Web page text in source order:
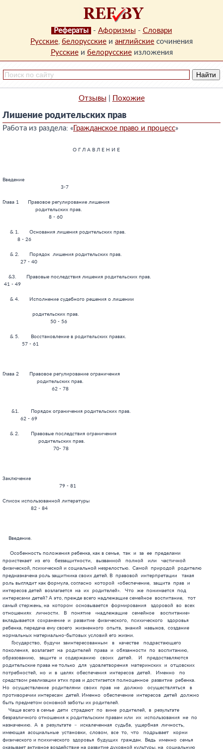
Рефераты - Афоризмы - Словари
Русские, белорусские и английские сочинения
Русскиеи белорусскиеизложения
Отзывы Похожие
Лишение родительских прав
Работа из раздела: « Гражданское право и процесс»